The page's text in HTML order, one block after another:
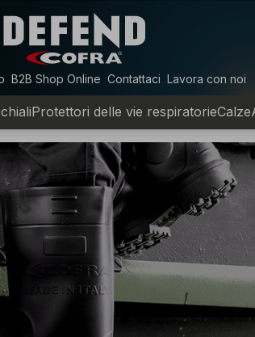
B2B Shop Online Contattaci Lavora con noi
Protettori delle vie respiratorieCalze